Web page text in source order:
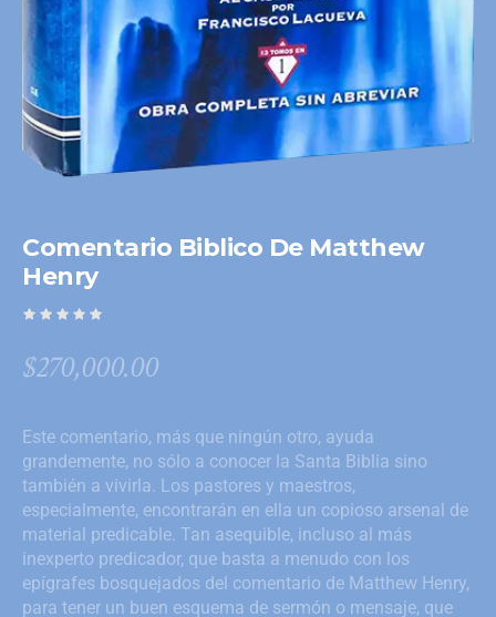
Comentario Biblico De Matthew
Henry
$270,000.00
Este comentario, más que ningún otro, ayuda
grandemente, no sólo a conocer la Santa Biblia sino
también a vivirla. Los pastores y maestros,
especialmente, encontrarán en ella un copioso arsenal de
material predicable. Tan asequible, incluso al más
inexperto predicador, que basta a menudo con los
epígrafes bosquejados del comentario de Matthew Henry,
para tener un buen esquema de sermón o mensaje, que